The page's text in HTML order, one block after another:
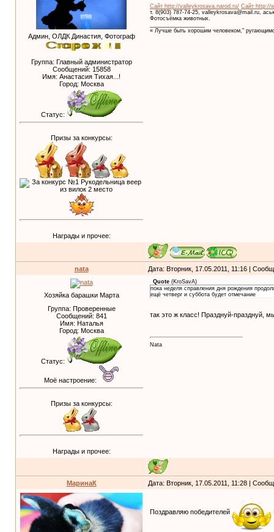
Админ, ОЛДК Династия, Фотограф
Группа: Главный администратор
Сообщений: 15858
Имя: Анастасия Тихая...!
Город: Москва
Статус:
Призы за конкурсы:
Награды и прочее:
Сайт http://valleykrosava.narod.ru/ Сайт http://
т. 8(903) 787-74-25, valleykrosava@mail.ru,
Фотосъёмка животных.
« Лучше быть хорошим человеком,"
nata Дата: Вторник, 17.05.2011, 11:16 |
Хозяйка барашки Марта
Группа: Проверенные
Сообщений: 841
Имя: Наталья
Город: Москва
Статус:
Моё настроение:
Призы за конкурсы:
Награды и прочее:
Quote (KroSavA)
пока неделя справления дня рождения
ещё четверг и суббота будет отмечание
так это ж класс! Празднуй-празднуй,
Nata
МаринаК Дата: Вторник, 17.05.2011, 11:28 |
Поздравляю победителей